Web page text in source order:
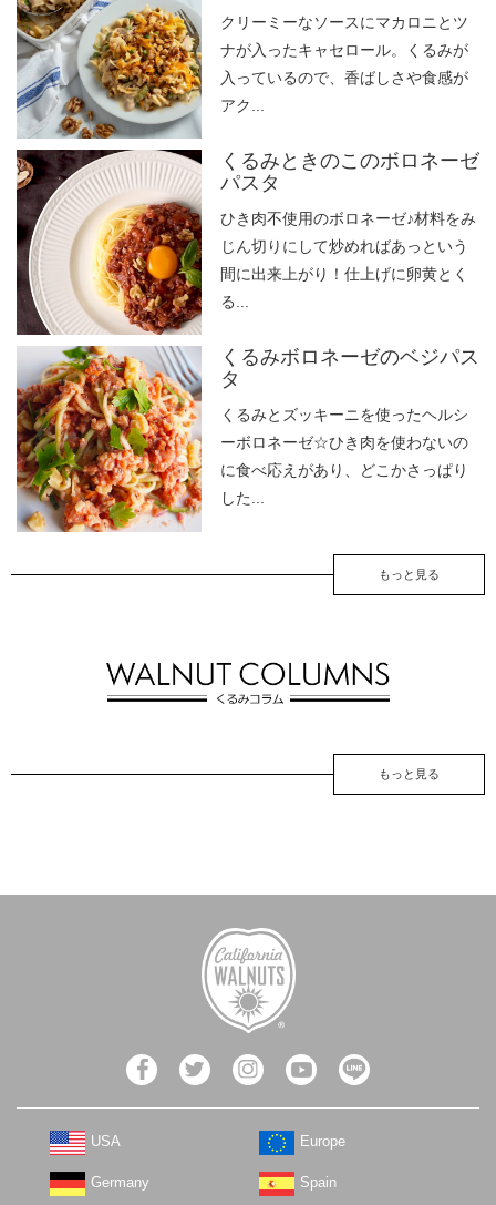
クリーミーなソースにマカロニとツ
ナが入ったキャセロール。くるみが
入っているので、香ばしさや食感が
アク...
くるみときのこのボロネーゼ
パスタ
ひき肉不使用のボロネーゼ♪材料をみ
じん切りにして炒めればあっという
間に出来上がり！仕上げに卵黄とく
る...
くるみボロネーゼのベジパス
タ
くるみとズッキーニを使ったヘルシ
ーボロネーゼ☆ひき肉を使わないの
に食べ応えがあり、どこかさっぱり
した...
もっと見る
もっと見る
USA Europe
Germany Spain